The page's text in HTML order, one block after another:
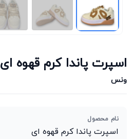
اسپرت پاندا کرم قهوه ای
ونس
نام محصول
اسپرت پاندا کرم قهوه ای